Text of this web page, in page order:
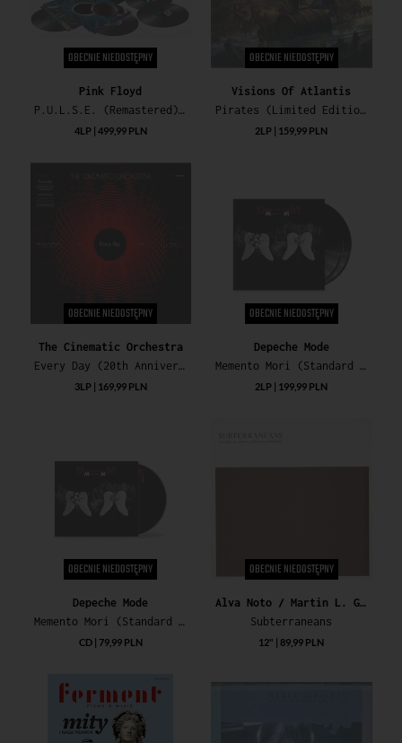
OBECNIE NIEDOSTĘPNY
Pink Floyd
P.U.L.S.E. (Remastered) (180g Exclusive Box Edition)
4LP | 499,99 PLN
OBECNIE NIEDOSTĘPNY
Visions Of Atlantis
Pirates (Limited Edition)
2LP | 159,99 PLN
OBECNIE NIEDOSTĘPNY
The Cinematic Orchestra
Every Day (20th Anniversary Deluxe Limited Edition)
3LP | 169,99 PLN
OBECNIE NIEDOSTĘPNY
Depeche Mode
Memento Mori (Standard Black Vinyl)
2LP | 199,99 PLN
OBECNIE NIEDOSTĘPNY
Depeche Mode
Memento Mori (Standard CD)
CD | 79,99 PLN
OBECNIE NIEDOSTĘPNY
Alva Noto / Martin L. Gore / William Basinski / David Bowie
Subterraneans
12" | 89,99 PLN